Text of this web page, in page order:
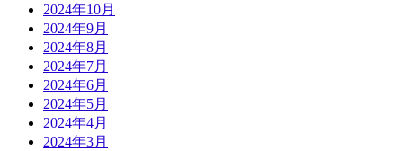
2024年10月
2024年9月
2024年8月
2024年7月
2024年6月
2024年5月
2024年4月
2024年3月